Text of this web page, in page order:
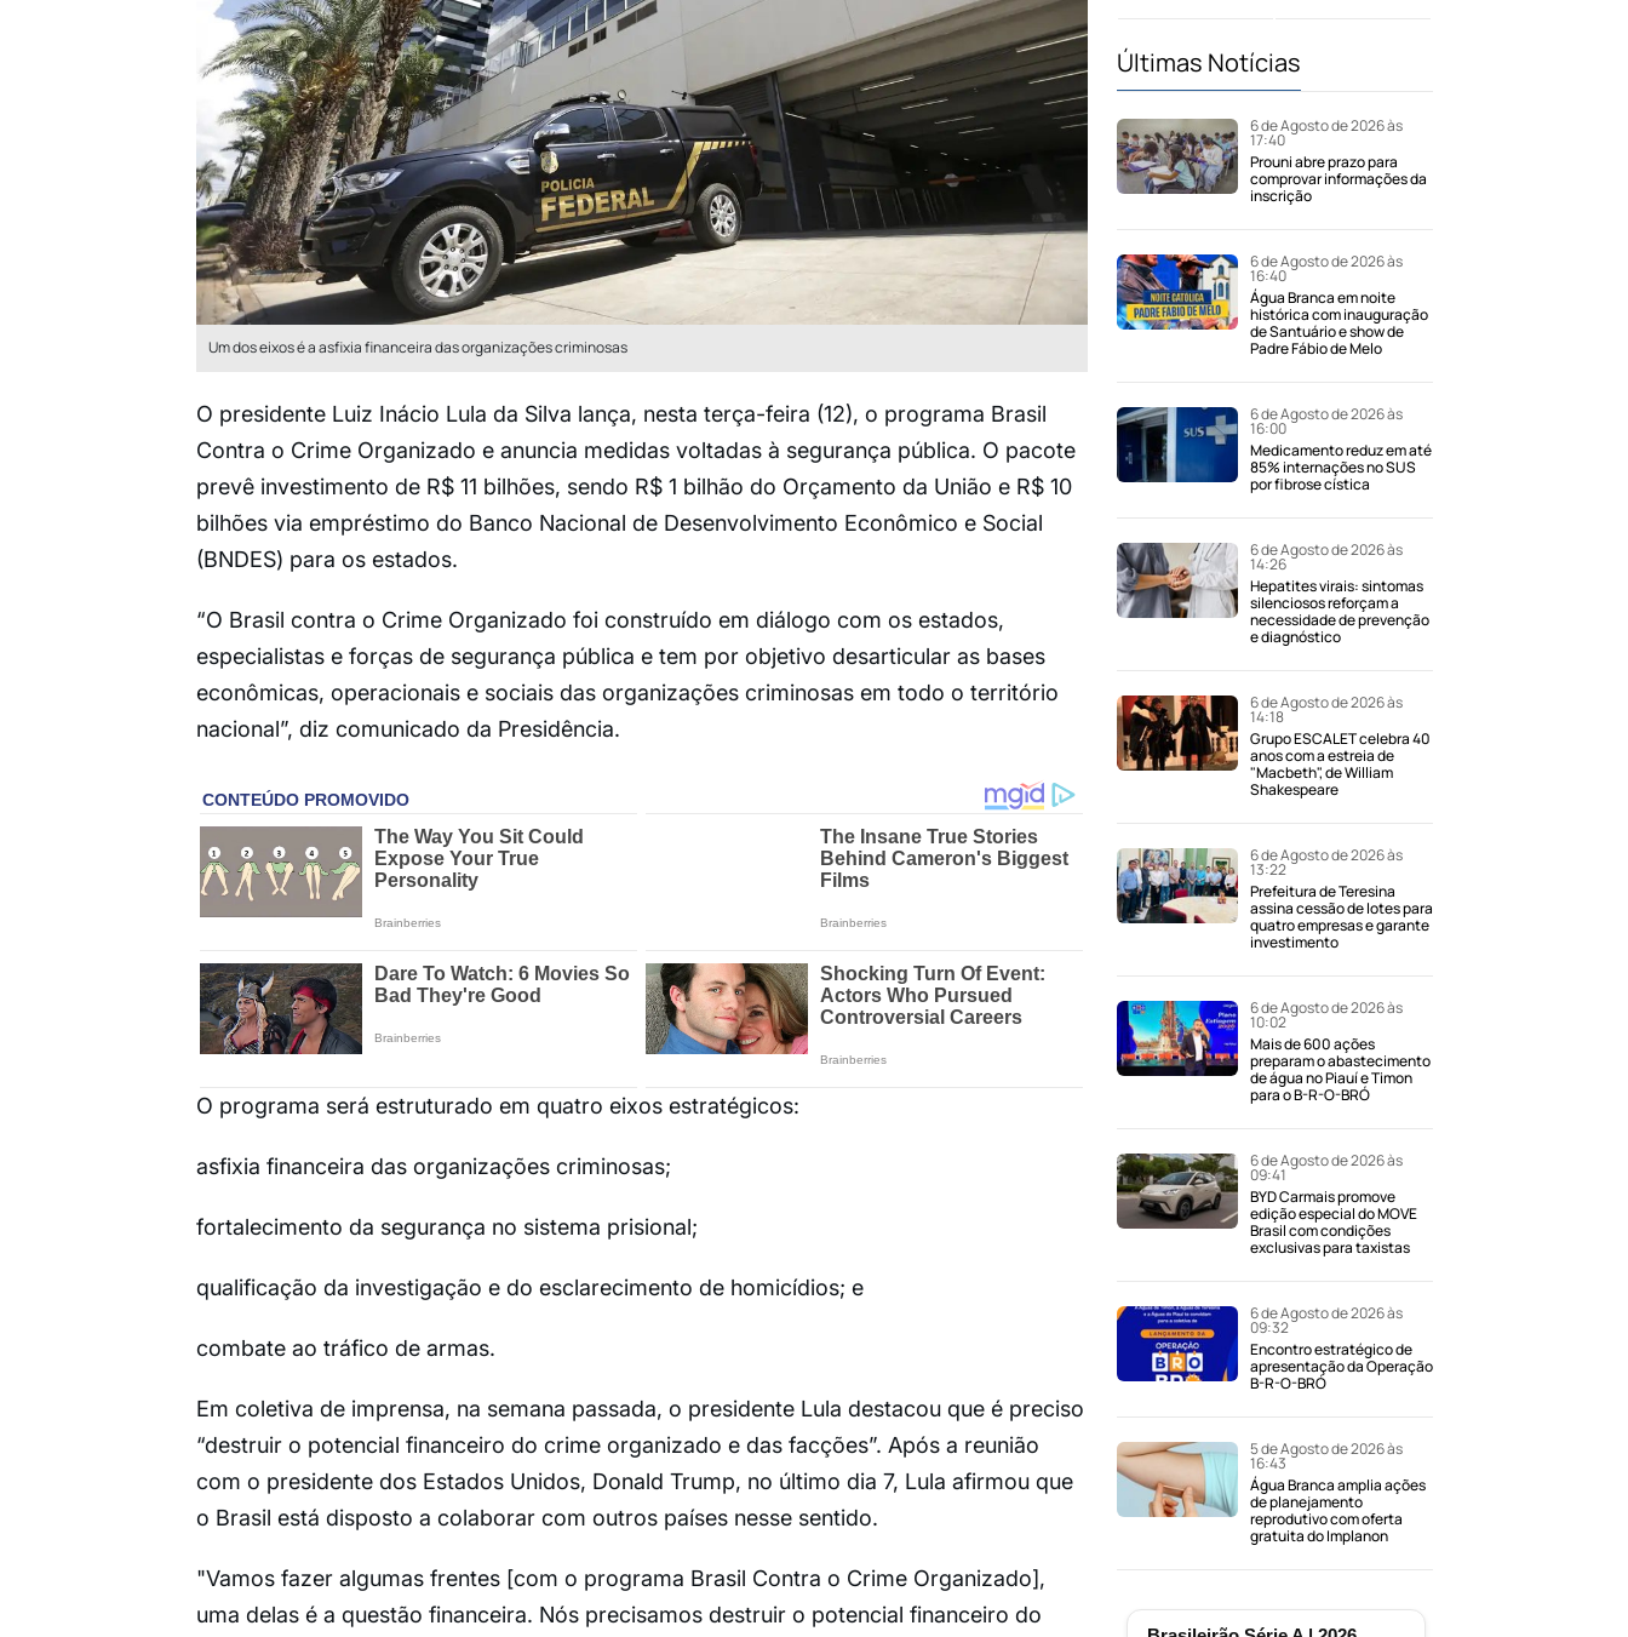
Um dos eixos é a asfixia financeira das organizações criminosas
O presidente Luiz Inácio Lula da Silva lança, nesta terça-feira (12), o programa Brasil
Contra o Crime Organizado e anuncia medidas voltadas à segurança pública. O pacote
prevê investimento de R$ 11 bilhões, sendo R$ 1 bilhão do Orçamento da União e R$ 10
bilhões via empréstimo do Banco Nacional de Desenvolvimento Econômico e Social
(BNDES) para os estados.
“O Brasil contra o Crime Organizado foi construído em diálogo com os estados,
especialistas e forças de segurança pública e tem por objetivo desarticular as bases
econômicas, operacionais e sociais das organizações criminosas em todo o território
nacional”, diz comunicado da Presidência.
O programa será estruturado em quatro eixos estratégicos:
asfixia financeira das organizações criminosas;
fortalecimento da segurança no sistema prisional;
qualificação da investigação e do esclarecimento de homicídios; e
combate ao tráfico de armas.
Em coletiva de imprensa, na semana passada, o presidente Lula destacou que é preciso
“destruir o potencial financeiro do crime organizado e das facções”. Após a reunião
com o presidente dos Estados Unidos, Donald Trump, no último dia 7, Lula afirmou que
o Brasil está disposto a colaborar com outros países nesse sentido.
"Vamos fazer algumas frentes [com o programa Brasil Contra o Crime Organizado],
uma delas é a questão financeira. Nós precisamos destruir o potencial financeiro do
Últimas Notícias
6 de Agosto de 2026 às
17:40
Prouni abre prazo para
comprovar informações da
inscrição
6 de Agosto de 2026 às
16:40
Água Branca em noite
histórica com inauguração
de Santuário e show de
Padre Fábio de Melo
6 de Agosto de 2026 às
16:00
Medicamento reduz em até
85% internações no SUS
por fibrose cística
6 de Agosto de 2026 às
14:26
Hepatites virais: sintomas
silenciosos reforçam a
necessidade de prevenção
e diagnóstico
6 de Agosto de 2026 às
14:18
Grupo ESCALET celebra 40
anos com a estreia de
"Macbeth", de William
Shakespeare
6 de Agosto de 2026 às
13:22
Prefeitura de Teresina
assina cessão de lotes para
quatro empresas e garante
investimento
6 de Agosto de 2026 às
10:02
Mais de 600 ações
preparam o abastecimento
de água no Piauí e Timon
para o B-R-O-BRÓ
6 de Agosto de 2026 às
09:41
BYD Carmais promove
edição especial do MOVE
Brasil com condições
exclusivas para taxistas
6 de Agosto de 2026 às
09:32
Encontro estratégico de
apresentação da Operação
B-R-O-BRÓ
5 de Agosto de 2026 às
16:43
Água Branca amplia ações
de planejamento
reprodutivo com oferta
gratuita do Implanon